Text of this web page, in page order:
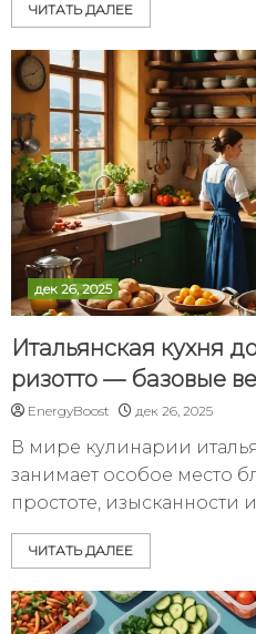
ЧИТАТЬ ДАЛЕЕ
дек 26, 2025
Итальянская кухня
ризотто — базовые
EnergyBoost дек 26, 2025
В мире кулинарии
занимает особое место
простоте, изысканности и
ЧИТАТЬ ДАЛЕЕ